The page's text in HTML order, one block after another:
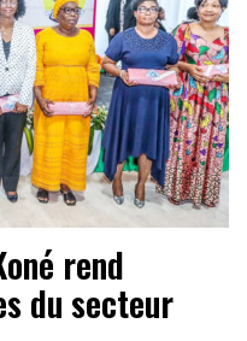
rend
du secteur